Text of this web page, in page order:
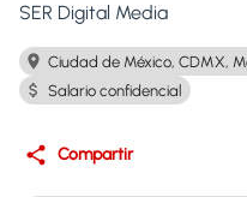
SER Digital Media
Ciudad de México, CDMX,
Salario confidencial
Compartir